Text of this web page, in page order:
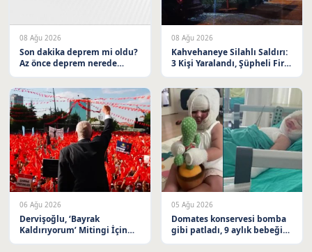
08 Ağu 2026
Son dakika deprem mi oldu?
Az önce deprem nerede
ve il il AFAD son depremler
08 Ağustos 2026
08 Ağu 2026
Kahvehaneye Silahlı Saldırı:
3 Kişi Yaralandı, Şüpheli Firar
06 Ağu 2026
Dervişoğlu, ‘Bayrak
Kaldırıyorum’ Mitingi İçin
05 Ağu 2026
Domates konservesi bomba
gibi patladı, 9 aylık bebeğin